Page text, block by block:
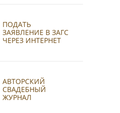
ПОДАТЬ
ЗАЯВЛЕНИЕ В ЗАГС
ЧЕРЕЗ ИНТЕРНЕТ
АВТОРСКИЙ
СВАДЕБНЫЙ
ЖУРНАЛ